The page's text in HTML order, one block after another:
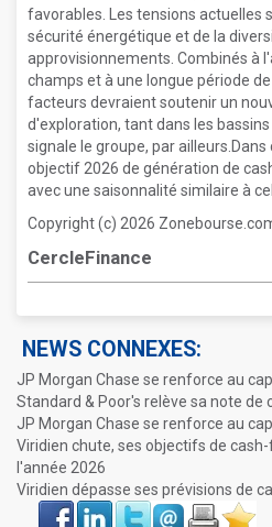
favorables. Les tensions actuelles
sécurité énergétique et de la
approvisionnements. Combinés à
champs et à une longue période
facteurs devraient soutenir un
d'exploration, tant dans les
signale le groupe, par
objectif 2026 de génération de
avec une saisonnalité similaire à
Copyright (c) 2026
CercleFinance
NEWS CONNEXES:
JP Morgan Chase se renforce au
Standard & Poor's relève sa note de
JP Morgan Chase se renforce au
Viridien chute, ses objectifs de
l'année 2026
Viridien dépasse ses prévisions de
Face
book
LinkIn Twitter Envoyer ImprimerFavoris